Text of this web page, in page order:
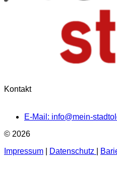
Kontakt
E-Mail: info@mein-
© 2026
Impressum
Datenschutz